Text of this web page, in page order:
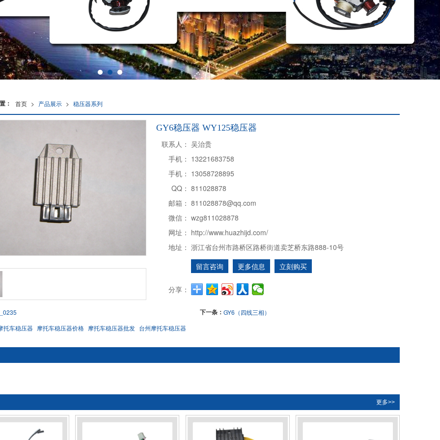
： 首页 > 产品展示 > 稳压器系列
GY6稳压器 WY125稳压器
联系人： 吴治贵
手机： 13221683758
手机： 13058728895
QQ： 811028878
邮箱： 811028878@qq.com
微信： wzg811028878
网址： http://www.huazhijd.com/
地址： 浙江省台州市路桥区路桥街道卖芝桥东路888-10号
留言咨询
更多信息 立刻购买
分享：
下一条： GY6（四线三相）
托车稳压器 摩托车稳压器价格 摩托车稳压器批发 台州摩托车稳压器
更多>>